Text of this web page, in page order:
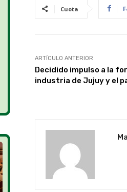
Cuota
ARTÍCULO ANTERIOR
Decidido impulso a la
industria de Jujuy y el